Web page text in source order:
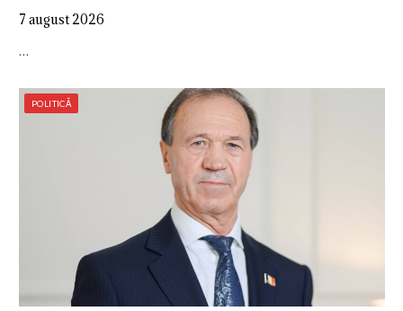
7 august 2026
…
POLITICĂ